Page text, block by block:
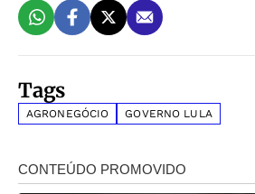
Tags
AGRONEGÓCIO GOVERNO LULA